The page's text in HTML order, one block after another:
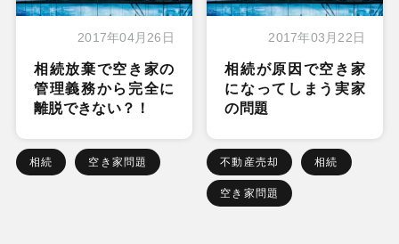
2017年04月26日
相続放棄で空き家の
管理義務から完全に
離脱できない？！
相続 空き家問題
2017年03月22日
相続が原因で空き家
になってしまう実家
の問題
不動産売却 相続
空き家問題